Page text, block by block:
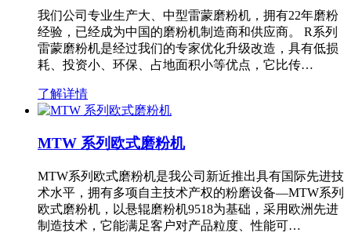
我们公司专业生产大、中型雷蒙磨粉机，拥有22年磨粉
经验，已经成为中国的磨粉机制造商和供应商。 R系列
雷蒙磨粉机是经过我们的专家优化升级改造，具有低损
耗、投资小、环保、占地面积小等优点，它比传…
了解详情
MTW 系列欧式磨粉机
MTW系列欧式磨粉机是我公司新近推出具有国际先进技
术水平，拥有多项自主技术产权的粉磨设备—MTW系列
欧式磨粉机，以悬辊磨粉机9518为基础，采用欧洲先进
制造技术，它能满足客户对产品粒度、性能可…